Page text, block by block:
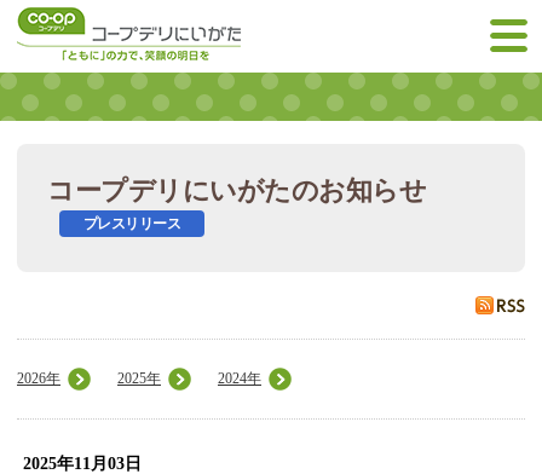
コープデリにいがたのお知らせ
プレスリリース
2026年 2025年 2024年
2025年11月03日